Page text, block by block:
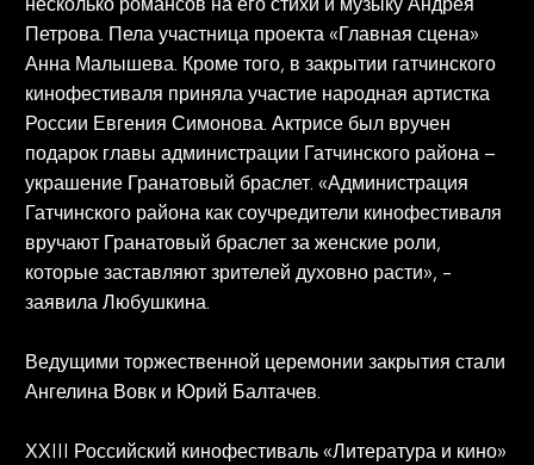
Петрова. Пела участница проекта «Главная сцена»
Анна Малышева. Кроме того, в закрытии гатчинского
кинофестиваля приняла участие народная артистка
России Евгения Симонова. Актрисе был вручен
подарок главы администрации Гатчинского района –
украшение Гранатовый браслет. «Администрация
Гатчинского района как соучредители кинофестиваля
вручают Гранатовый браслет за женские роли,
которые заставляют зрителей духовно расти», -
заявила Любушкина.
Ведущими торжественной церемонии закрытия стали
Ангелина Вовк и Юрий Балтачев.
ХХIII Российский кинофестиваль «Литература и кино»